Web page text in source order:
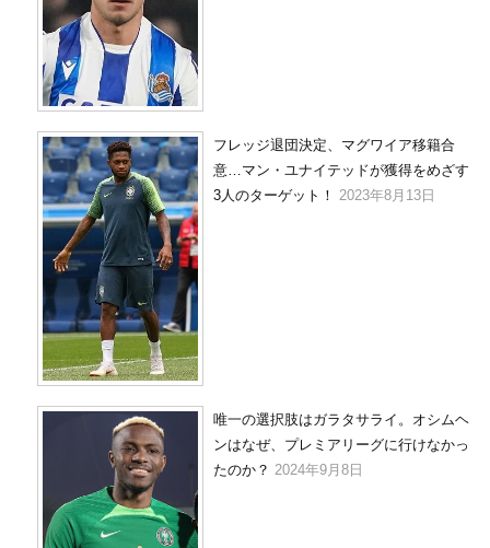
フレッジ退団決定、マグワイア移籍合
意…マン・ユナイテッドが獲得をめざす
3人のターゲット！ 2023年8月13日
唯一の選択肢はガラタサライ。オシムヘ
ンはなぜ、プレミアリーグに行けなかっ
たのか？ 2024年9月8日